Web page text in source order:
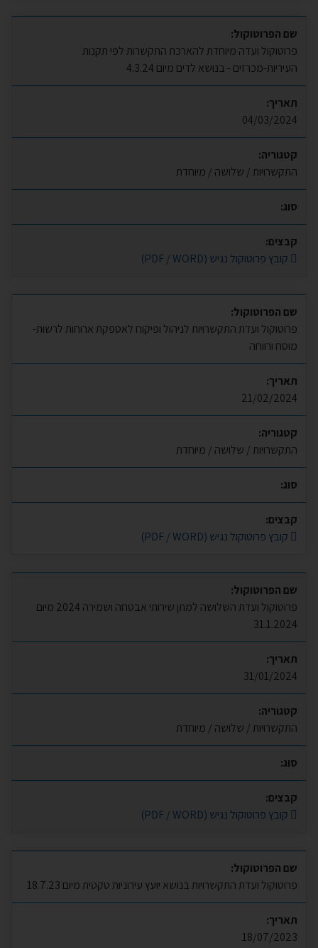
שם הפרוטוקול:
פרוטוקול ועדה מיוחדת להארכת התקשרות לפי תקנות
העיריות-מכרזים - בנושא לדים מיום 4.3.24
תאריך:
04/03/2024
קטגוריה:
התקשרויות / שלושה / מיוחדת
סוג:
קבצים:
קובץ פרוטוקול נגיש (PDF / WORD)
שם הפרוטוקול:
פרוטוקול ועדת התקשרויות לניהול ופיקוח לאספקת ארוחות לרשות-
מוסח ורווחה
תאריך:
21/02/2024
קטגוריה:
התקשרויות / שלושה / מיוחדת
סוג:
קבצים:
קובץ פרוטוקול נגיש (PDF / WORD)
שם הפרוטוקול:
פרוטוקול ועדת השלושה למתן שירותי אבטחה ושמירה 2024 מיום
31.1.2024
תאריך:
31/01/2024
קטגוריה:
התקשרויות / שלושה / מיוחדת
סוג:
קבצים:
קובץ פרוטוקול נגיש (PDF / WORD)
שם הפרוטוקול:
פרוטוקול ועדת התקשרויות בנושא יועץ עירוניות טקטית מיום 18.7.23
תאריך:
18/07/2023